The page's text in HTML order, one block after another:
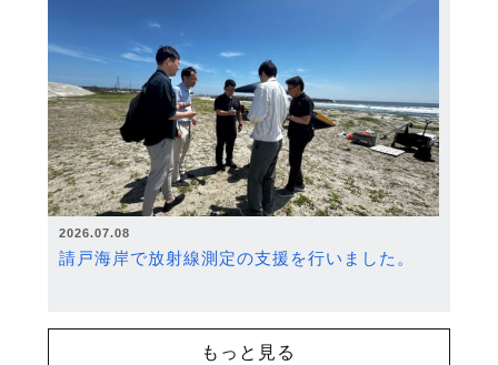
2026.07.08
請戸海岸で放射線測定の支援を行いました。
もっと見る